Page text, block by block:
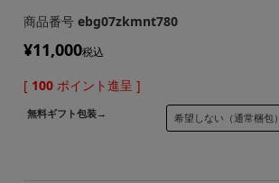
商品番号 ebg07zkmnt780
¥11,000税込
[ 100 ポイント進呈 ]
無料ギフト包装→